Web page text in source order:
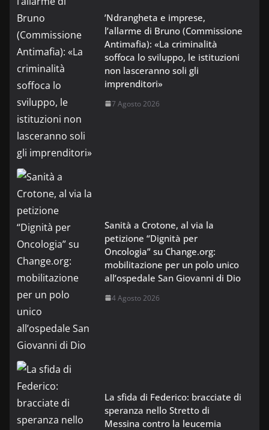
’Ndrangheta e imprese,
l’allarme di Bruno (Commissione
Antimafia): «La criminalità
soffoca lo sviluppo, le istituzioni
non lasceranno soli gli
imprenditori»
7 Agosto 2026
Sanità a Crotone, al via la
petizione “Dignità per
Oncologia” su Change.org:
mobilitazione per un polo unico
all’ospedale San Giovanni di Dio
4 Agosto 2026
La sfida di Federico: bracciate di
speranza nello Stretto di
Messina contro la leucemia